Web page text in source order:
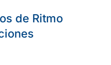
de Ritmo